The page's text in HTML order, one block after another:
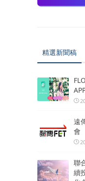
精選新聞稿
遠
會
聯
續